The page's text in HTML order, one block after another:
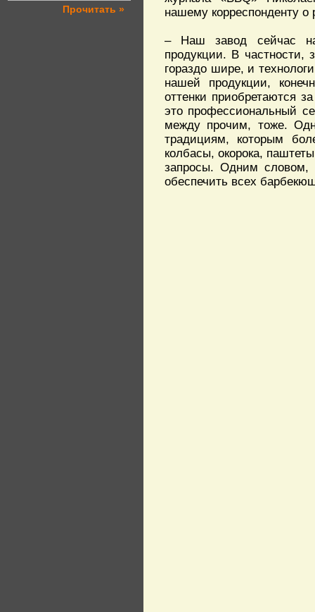
Прочитать »
нашему корреспонденту о
– Наш завод сейчас
продукции. В частности,
гораздо шире, и
нашей продукции,
оттенки приобретаются
это профессиональный
между прочим, тоже.
традициям, которым
колбасы, окорока,
запросы. Одним словом,
обеспечить всех